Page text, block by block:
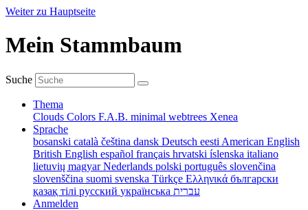
Weiter zu Hauptseite
Mein Stammbaum
Suche
Thema
Clouds Colors F.A.B. minimal webtrees Xenea
Sprache
bosanski català čeština dansk Deutsch eesti American English
British English español français hrvatski íslenska italiano
lietuvių magyarNederlands polski português slovenčina
slovenščina suomi svenska Türkçe Ελληνικά български
қазақ тілі русский українська עברית
Anmelden